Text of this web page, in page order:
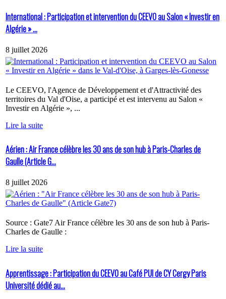
International : Participation et intervention du CEEVO au Salon « Investir en
Algérie » ...
8 juillet 2026
Le CEEVO, l'Agence de Développement et d'Attractivité des
territoires du Val d'Oise, a participé et est intervenu au Salon «
Investir en Algérie », ...
Lire la suite
Aérien : Air France célèbre les 30 ans de son hub à Paris-Charles de
Gaulle (Article G...
8 juillet 2026
Source : Gate7 Air France célèbre les 30 ans de son hub à Paris-
Charles de Gaulle :
Lire la suite
Apprentissage : Participation du CEEVO au Café PUI de CY Cergy Paris
Université dédié au...